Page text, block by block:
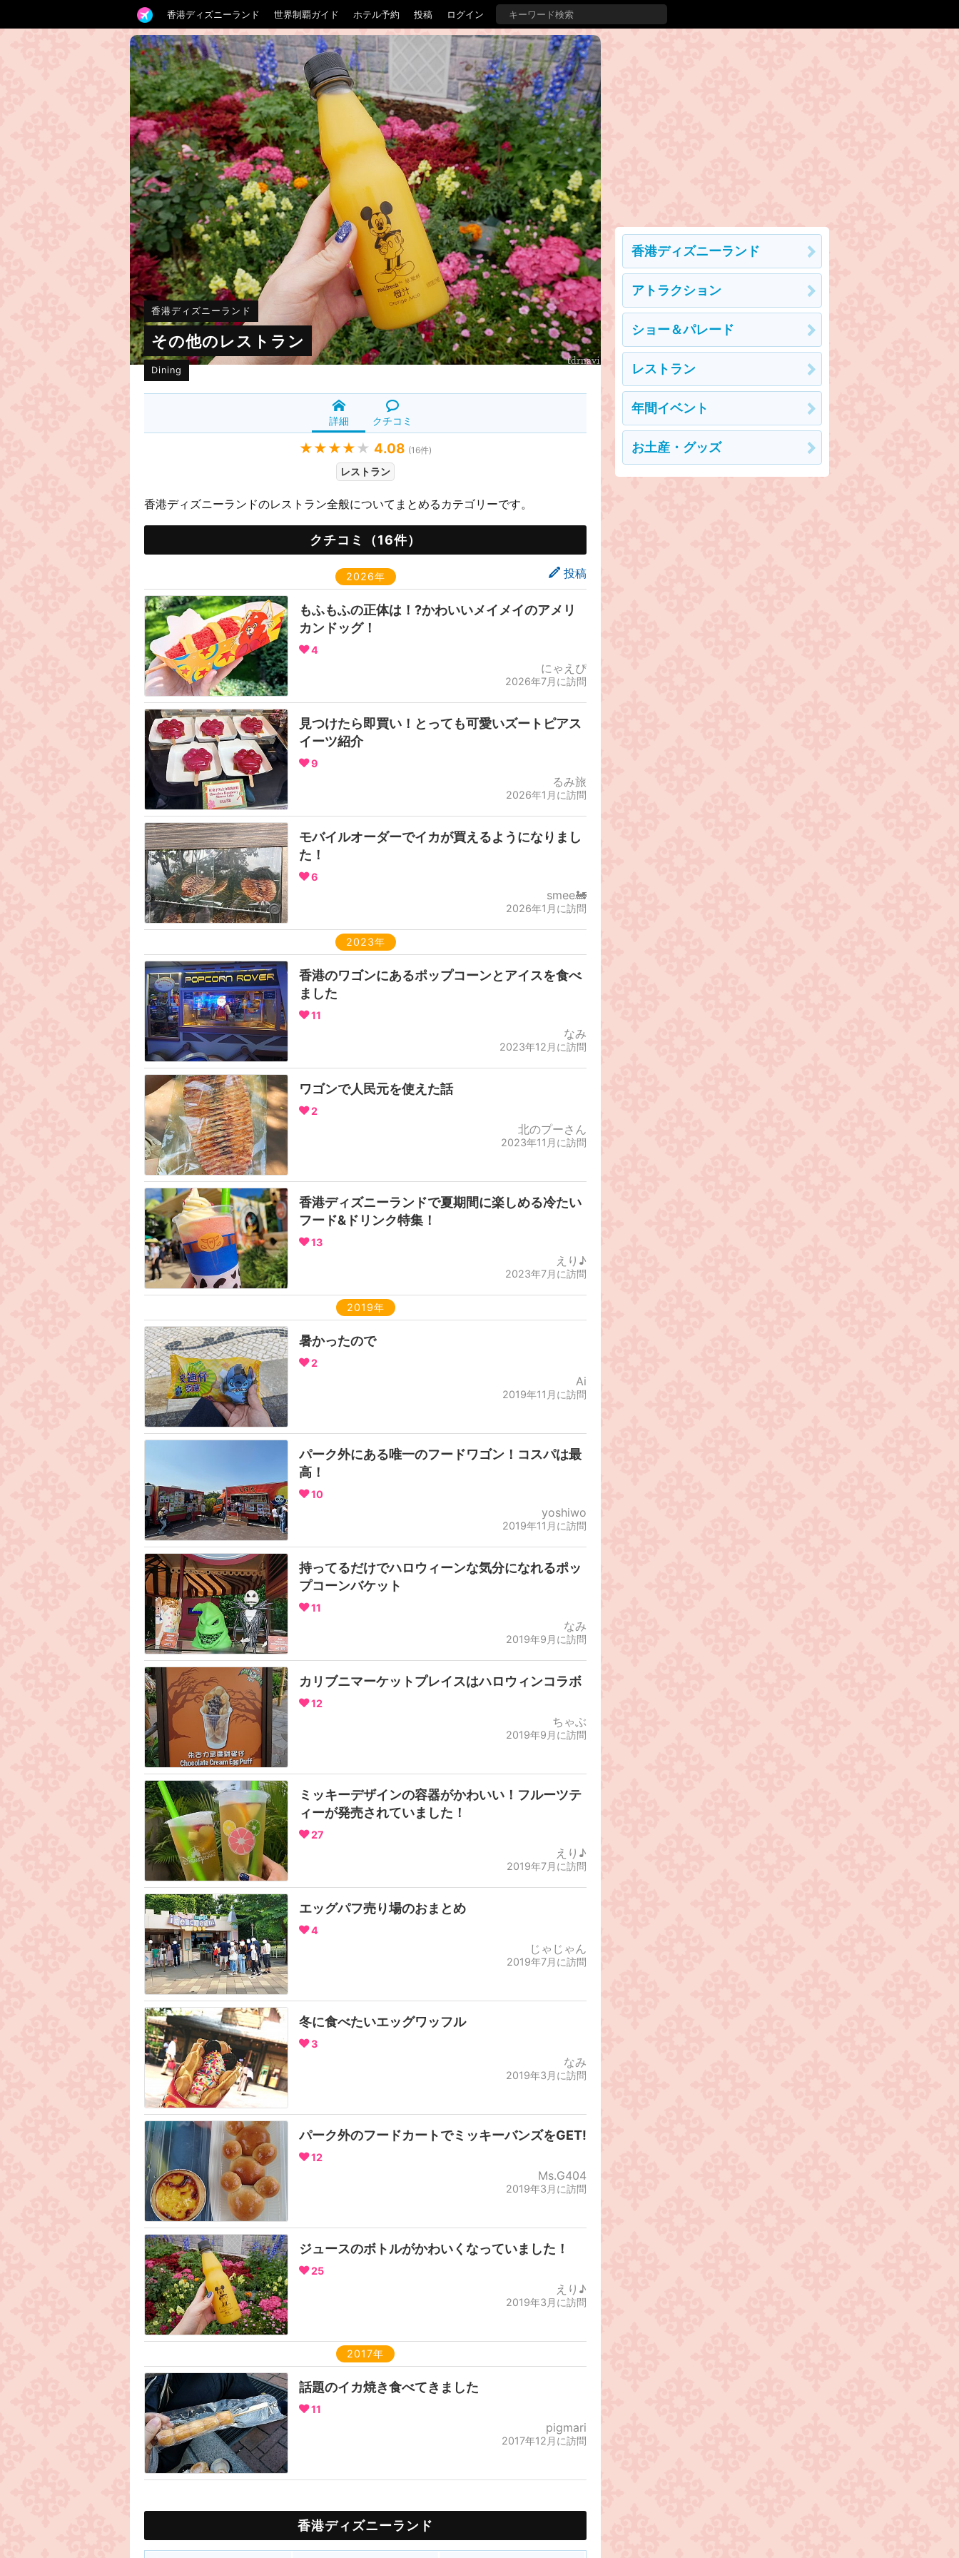
香港ディズニーランド 世界制覇ガイド ホテル予約 投稿 ログイン
香港ディズニーランド
その他のレストラン
Dining
詳細 クチコミ
★★★★ ★ 4.08 (16件)
レストラン
香港ディズニーランドのレストラン全般についてまとめるカテゴリーです。
クチコミ（16件）
投稿
2026年
もふもふの正体は！?かわいいメイメイのアメリ
カンドッグ！
4
にゃえぴ
2026年7月に訪問
見つけたら即買い！とっても可愛いズートピアス
イーツ紹介
9
るみ旅
2026年1月に訪問
モバイルオーダーでイカが買えるようになりまし
た！
6
smee🚂
2026年1月に訪問
2023年
香港のワゴンにあるポップコーンとアイスを食べ
ました
11
なみ
2023年12月に訪問
ワゴンで人民元を使えた話
2
北のプーさん
2023年11月に訪問
香港ディズニーランドで夏期間に楽しめる冷たい
フード&ドリンク特集！
13
えり♪
2023年7月に訪問
2019年
暑かったので
2
Ai
2019年11月に訪問
パーク外にある唯一のフードワゴン！コスパは最
高！
10
yoshiwo
2019年11月に訪問
持ってるだけでハロウィーンな気分になれるポッ
プコーンバケット
11
なみ
2019年9月に訪問
カリブニマーケットプレイスはハロウィンコラボ
12
ちゃぶ
2019年9月に訪問
ミッキーデザインの容器がかわいい！フルーツテ
ィーが発売されていました！
27
えり♪
2019年7月に訪問
エッグパフ売り場のおまとめ
4
じゃじゃん
2019年7月に訪問
冬に食べたいエッグワッフル
3
なみ
2019年3月に訪問
パーク外のフードカートでミッキーバンズをGET!
12
Ms.G404
2019年3月に訪問
ジュースのボトルがかわいくなっていました！
25
えり♪
2019年3月に訪問
2017年
話題のイカ焼き食べてきました
11
pigmari
2017年12月に訪問
香港ディズニーランド
香港ディズニーランド
アトラクション
ショー＆パレード
レストラン
年間イベント
お土産・グッズ